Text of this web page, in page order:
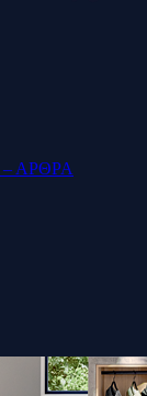
ΑΡΘΡΑ